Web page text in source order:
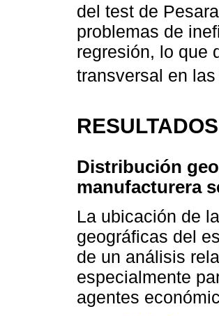
del test de
problemas de
regresión, lo que
transversal en
Distribución
manufacturera
La ubicación de
geográficas del
de un análisis
especialmente
agentes